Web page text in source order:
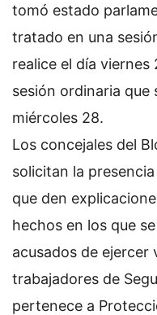
tomó estado
tratado en una
realice el día
sesión ordinaria que
miércoles 28.
Los concejales del
solicitan la
que den
hechos en los que
acusados de ejercer
trabajadores de
pertenece a